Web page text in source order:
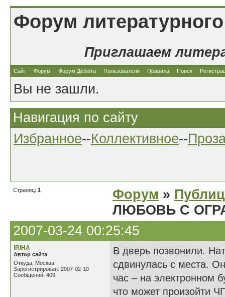
Форум
Приглашаем
Сайт Форум Форум Дебюта Пользователи Правила Поиск
Вы не зашли.
Навигация по сайту
Избранное--Коллективное--
Страниц: 1 Форум »
ЛЮБОВЬ С
2007-03-24 00:25:45
IRIHA
Автор сайта
Откуда: Москва
Зарегистрирован: 2007-02-10
Сообщений: 409
В дверь позвонили.
сдвинулась с места.
час – на электронном
что может произойти